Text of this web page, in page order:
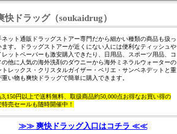
快ドラッグ（soukaidrug）
ネット通販ドラッグストアー専門だから細かい種類の商品も扱っ
ます。ドラッグストアーが近くにない人には便利なティッシュや
レットペーパーも激安購入できたり、日用品、スポーツ用品、コ
の他に人気の海外洗剤のダウニーから海外ミネラルウォーターの
トレックス・クリスタルガイザー・ペリエ・サンベネデットと重
重い物も爽快ドラッグで簡単に購入できます。
3,150円以上で送料無料、取扱商品約50,000点お得なお買い得の
特売セールも随時開催中！
≫≫ 爽快ドラッグ入口はコチラ ≪≪